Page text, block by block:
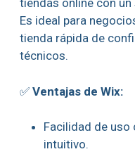
tiendas online con
Es ideal para
tienda rápida de
técnicos.
✅ Ventajas de Wix:
Facilidad de uso
intuitivo.